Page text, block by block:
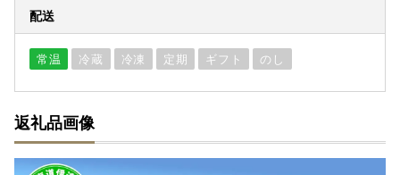
配送
常温 冷蔵 冷凍 定期 ギフト のし
返礼品画像